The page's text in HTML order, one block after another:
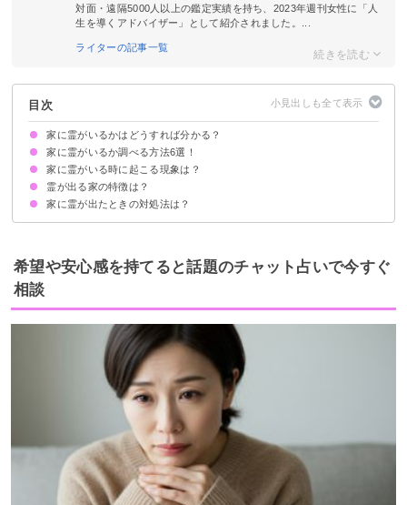
対面・遠隔5000人以上の鑑定実績を持ち、2023年週刊女性に「人
生を導くアドバイザー」として紹介されました。...
ライターの記事一覧
目次
家に霊がいるかはどうすれば分かる？
家に霊がいるか調べる方法6選！
①気になる場所に日本酒を置いてみる
②生花を部屋に置く
③盛り塩をする
④スマホで部屋を撮影する
⑤気になる場所で音を鳴らす
⑥目を閉じて想像で家を回る
家に霊がいる時に起こる現象は？
ラップ音が鳴る
家電製品が勝手に壊れる
金縛りに頻繁に遭う
無性に寒気がする
病気になりやすくなる
家が全体的に暗いと感じる
霊が出る家の特徴は？
短期で引っ越しが繰り返されている
過去に事故があった物件
日当たりが悪い物件
近くに墓地がある物件
家に霊が出たときの対処法は？
お香を焚く
光明真言を唱える
神社で除霊をしてもらう
除霊の呪文を唱える
希望や安心感を持てると話題のチャット占いで今すぐ
相談